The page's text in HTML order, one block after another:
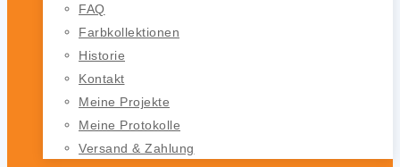
FAQ
Farbkollektionen
Historie
Kontakt
Meine Projekte
Meine Protokolle
Versand & Zahlung